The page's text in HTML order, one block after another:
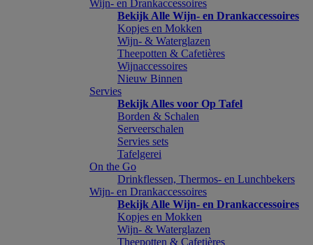
Wijn- en Drankaccessoires
Bekijk Alle Wijn- en Drankaccessoires
Kopjes en Mokken
Wijn- & Waterglazen
Theepotten & Cafetières
Wijnaccessoires
Nieuw Binnen
Servies
Bekijk Alles voor Op Tafel
Borden & Schalen
Serveerschalen
Servies sets
Tafelgerei
On the Go
Drinkflessen, Thermos- en Lunchbekers
Wijn- en Drankaccessoires
Bekijk Alle Wijn- en Drankaccessoires
Kopjes en Mokken
Wijn- & Waterglazen
Theepotten & Cafetières